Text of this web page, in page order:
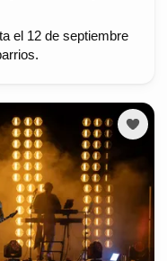
el 12 de septiembre